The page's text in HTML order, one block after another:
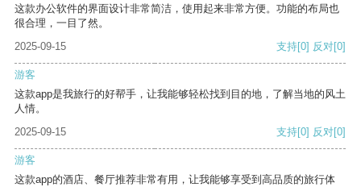
这款办公软件的界面设计非常简洁，使用起来非常方便。功能的布局也
很合理，一目了然。
2025-09-15
支持[0] 反对[0]
游客
这款app是我旅行的好帮手，让我能够轻松找到目的地，了解当地的风土
人情。
2025-09-15
支持[0] 反对[0]
游客
这款app的酒店、餐厅推荐非常有用，让我能够享受到高品质的旅行体